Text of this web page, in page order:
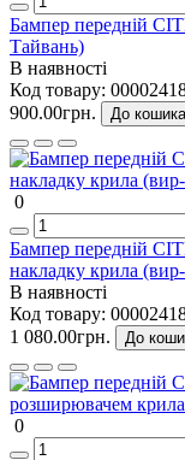
Бампер передній
Тайвань)
В наявності
Код товару:
900.00грн.
До кошика
0
Бампер передній
накладку крила
В наявності
Код товару:
1 080.00грн.
До
0